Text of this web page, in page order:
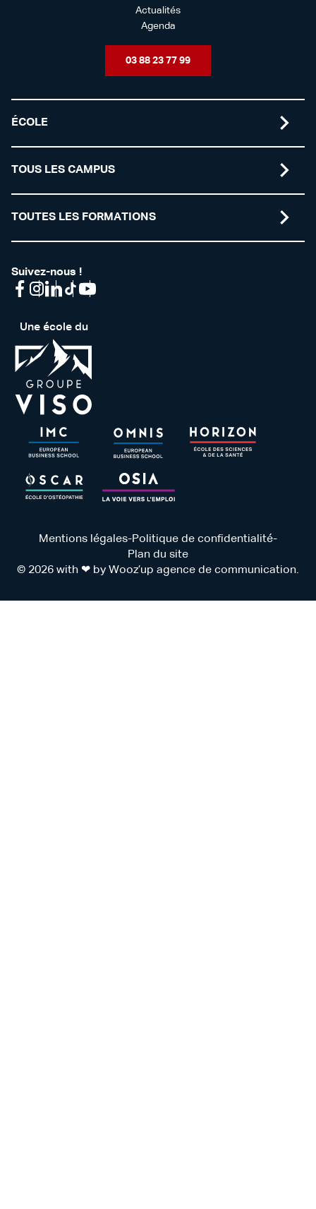
Actualités
Agenda
03 88 23 77 99
ÉCOLE
TOUS LES CAMPUS
TOUTES LES FORMATIONS
Suivez-nous !
Une école du
Mentions légales-Politique de confidentialité-
Plan du site
© 2026 with ❤ by Wooz’up agence de communication.